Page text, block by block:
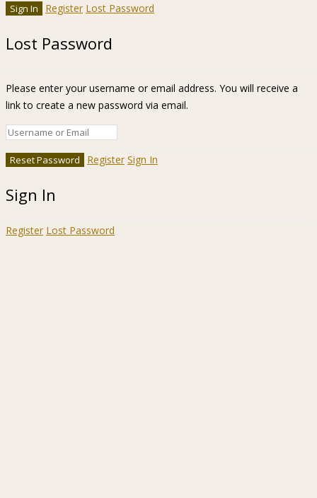
Register Lost Password
Lost Password
Please enter your username or email address. You will receive a
link to create a new password via email.
Register Sign In
Sign In
Register Lost Password